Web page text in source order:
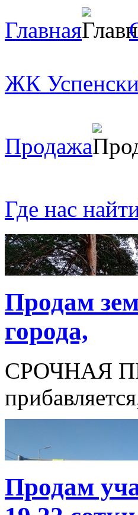
Главная
ЖК
Продажа
Где нас
Продам
города,
СРОЧНАЯ
Продам